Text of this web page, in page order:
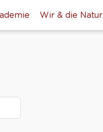
Wir & die Natur